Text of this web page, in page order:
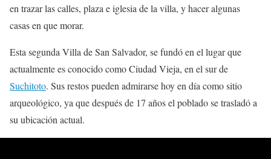
en trazar las calles, plaza e iglesia de la villa, y hacer algunas
casas en que morar.
Esta segunda Villa de San Salvador, se fundó en el lugar que
actualmente es conocido como Ciudad Vieja, en el sur de
Suchitoto. Sus restos pueden admirarse hoy en día como sitio
arqueológico, ya que después de 17 años el poblado se trasladó a
su ubicación actual.